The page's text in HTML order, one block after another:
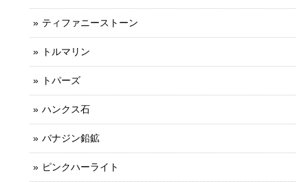
ティファニーストーン
トルマリン
トパーズ
ハンクス石
バナジン鉛鉱
ピンクハーライト